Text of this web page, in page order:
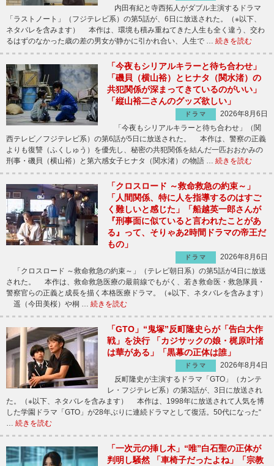
内田有紀と寺西拓人がダブル主演するドラマ
「ラストノート」（フジテレビ系）の第5話が、6日に放送された。（※以下、
ネタバレを含みます） 本作は、環境も積み重ねてきた人生も全く違う、交わ
るはずのなかった歳の差の男女が静かに引かれ合い、人生で … 続きを読む
「今夜もシリアルキラーと待ち合わせ」
「磯貝（横山裕）とヒナタ（関水渚）の
共犯関係が深まってきているのがいい」
「縦山裕二さんのグッズ欲しい」
ドラマ
2026年8月6日
「今夜もシリアルキラーと待ち合わせ」（関
西テレビ／フジテレビ系）の第6話が5日に放送された。 本作は、警察の正義
よりも復讐（ふくしゅう）を優先し、秘密の共犯関係を結んだ一匹おおかみの
刑事・磯貝（横山裕）と第六感女子ヒナタ（関水渚）の物語 … 続きを読む
「クロスロード ～救命救急の約束～」
「人間関係、特に人を指導するのはすご
く難しいと感じた」「船越英一郎さんが
『刑事面に似ていると言われたことがあ
る』って、そりゃあ2時間ドラマの帝王だ
もの」
ドラマ
2026年8月6日
「クロスロード ～救命救急の約束～」（テレビ朝日系）の第5話が4日に放送
された。 本作は、救命救急医療の最前線でもがく、若き救命医・救急隊員・
警察官らの正義と成長を描く本格医療ドラマ。（※以下、ネタバレを含みます）
遥（今田美桜）や桐 … 続きを読む
「GTO」“鬼塚”反町隆史らが「告白大作
戦」を決行 「カジサックの娘・梶原叶渚
は華がある」「黒幕の正体は誰」
ドラマ
2026年8月4日
反町隆史が主演するドラマ「GTO」（カンテ
レ・フジテレビ系）の第3話が、3日に放送され
た。（※以下、ネタバレを含みます） 本作は、1998年に放送されて人気を博
した学園ドラマ「GTO」が28年ぶりに連続ドラマとして復活。50代になった“
… 続きを読む
「一次元の挿し木」“唯”白石聖の正体が
判明し騒然 「車椅子だったよね」「宗教